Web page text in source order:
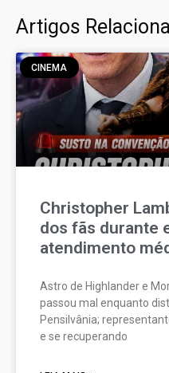
Artigos
CINEMA
Christopher
dos fãs durante
atendimento
Astro de Highlander e
passou mal enquanto
Pensilvânia;
e se recuperando